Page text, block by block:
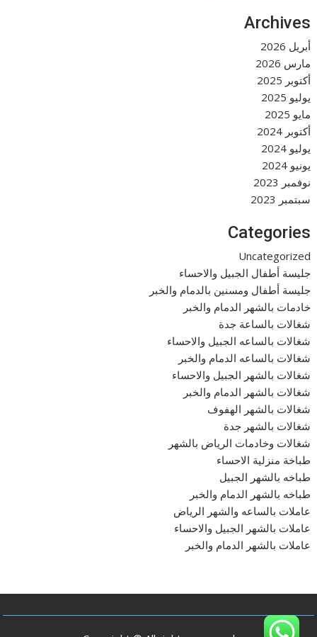
Archives
أبريل 2026
مارس 2026
أكتوبر 2025
يوليو 2025
مايو 2025
أكتوبر 2024
يوليو 2024
يونيو 2024
نوفمبر 2023
سبتمبر 2023
Categories
Uncategorized
جليسة أطفال الجبيل والاحساء
جليسة أطفال ومسنين بالدمام والخبر
خادمات بالشهر الدمام والخبر
شغالات بالساعة جدة
شغالات بالساعه الجبيل والاحساء
شغالات بالساعه الدمام والخبر
شغالات بالشهر الجبيل والاحساء
شغالات بالشهر الدمام والخبر
شغالات بالشهر الهفوف
شغالات بالشهر جدة
شغالات وخادمات الرياض بالشهر
طباخة منزلية الاحساء
طباخه بالشهر الجبيل
طباخه بالشهر الدمام والخبر
عاملات بالساعه والشهر الرياض
عاملات بالشهر الجبيل والاحساء
عاملات بالشهر الدمام والخبر